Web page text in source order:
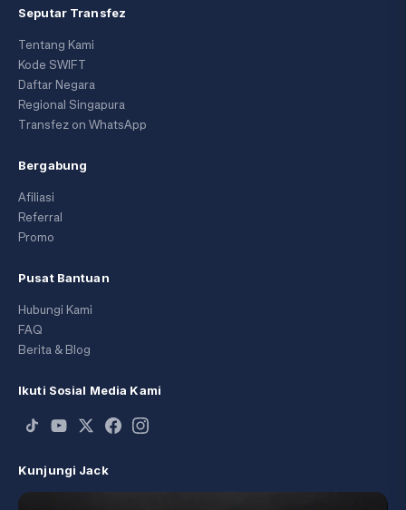
Seputar Transfez
Tentang Kami
Kode SWIFT
Daftar Negara
Regional Singapura
Transfez on WhatsApp
Bergabung
Afiliasi
Referral
Promo
Pusat Bantuan
Hubungi Kami
FAQ
Berita & Blog
Ikuti Sosial Media Kami
Kunjungi Jack